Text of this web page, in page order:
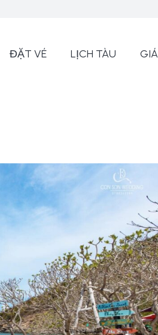
ĐẶT VÉ LỊCH TÀU